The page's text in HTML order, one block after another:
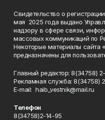
Свидетельство о
мая 2025 года выдано
надзору в сфере связи,
массовых коммуникаций по
Некоторые материалы сайта
предназначены для
Главный редактор: 8(34758)
Рекламная служба: 8(34758)
Е-mаil: haib_vestnik@mail.ru
Телефон
8(34758)2-14-95